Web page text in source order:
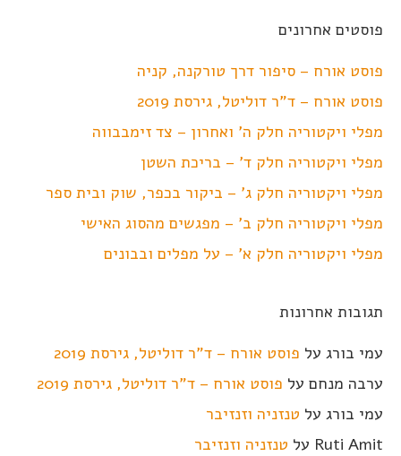
פוסטים אחרונים
פוסט אורח – סיפור דרך טורקנה, קניה
פוסט אורח – ד"ר דוליטל, גירסת 2019
מפלי ויקטוריה חלק ה' ואחרון – צד זימבבווה
מפלי ויקטוריה חלק ד' – בריכת השטן
מפלי ויקטוריה חלק ג' – ביקור בכפר, שוק ובית ספר
מפלי ויקטוריה חלק ב' – מפגשים מהסוג האישי
מפלי ויקטוריה חלק א' – על מפלים ובבונים
תגובות אחרונות
עמי בורג על פוסט אורח – ד"ר דוליטל, גירסת 2019
ערבה מנחם על פוסט אורח – ד"ר דוליטל, גירסת 2019
עמי בורג על טנזניה וזנזיבר
Ruti Amit על טנזניה וזנזיבר